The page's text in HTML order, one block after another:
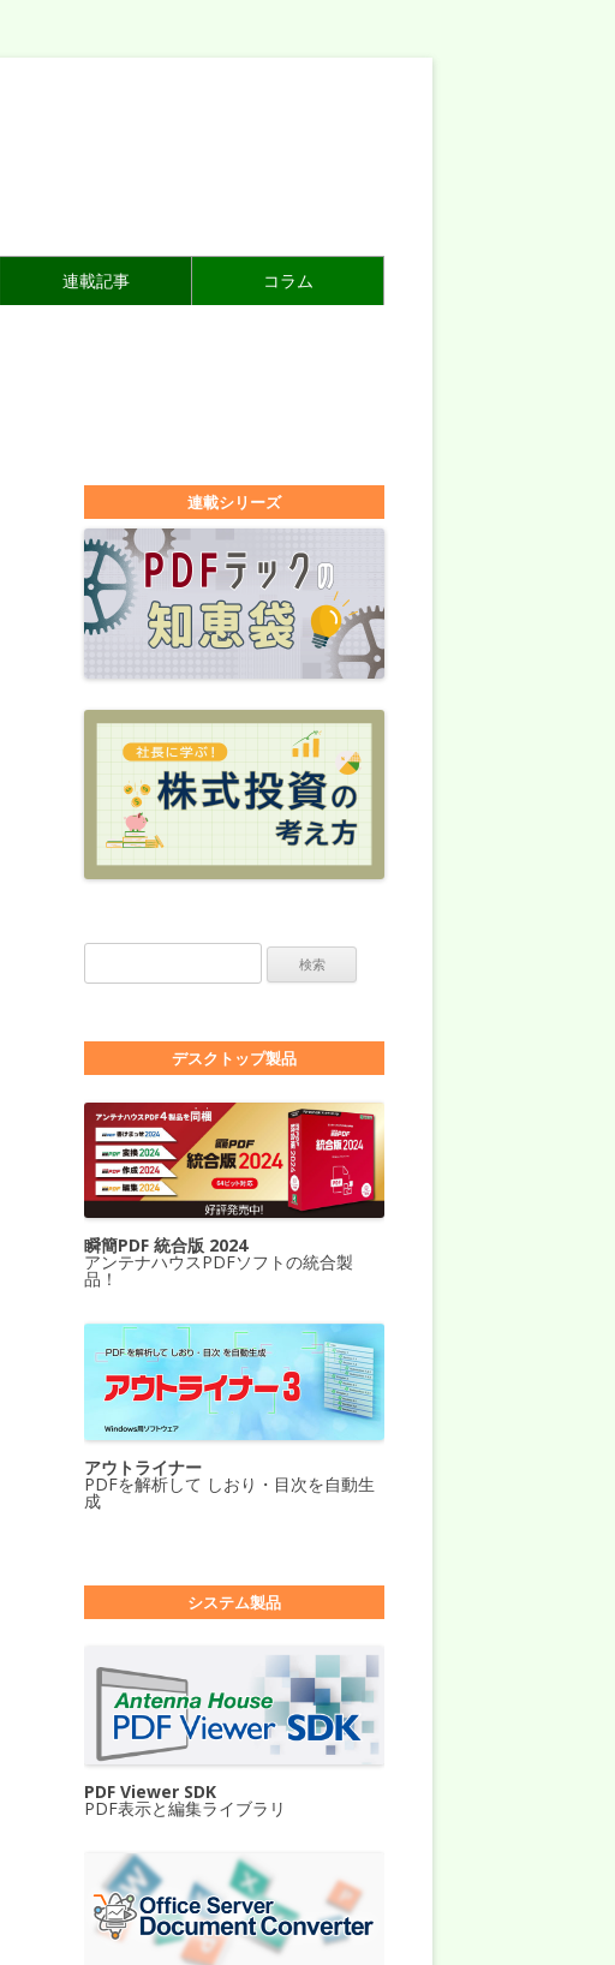
連載記事 コラム
連載シリーズ
デスクトップ製品
瞬簡PDF 統合版 2024
アンテナハウスPDFソフトの統合製
品！
アウトライナー
PDFを解析して しおり・目次を自動生
成
システム製品
PDF Viewer SDK
PDF表示と編集ライブラリ